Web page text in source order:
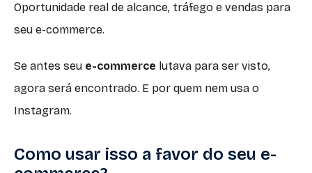
Oportunidade real de alcance, tráfego e vendas para
seu e-commerce.
Se antes seu e-commerce lutava para ser visto,
agora será encontrado. E por quem nem usa o
Instagram.
Como usar isso a favor do seu e-